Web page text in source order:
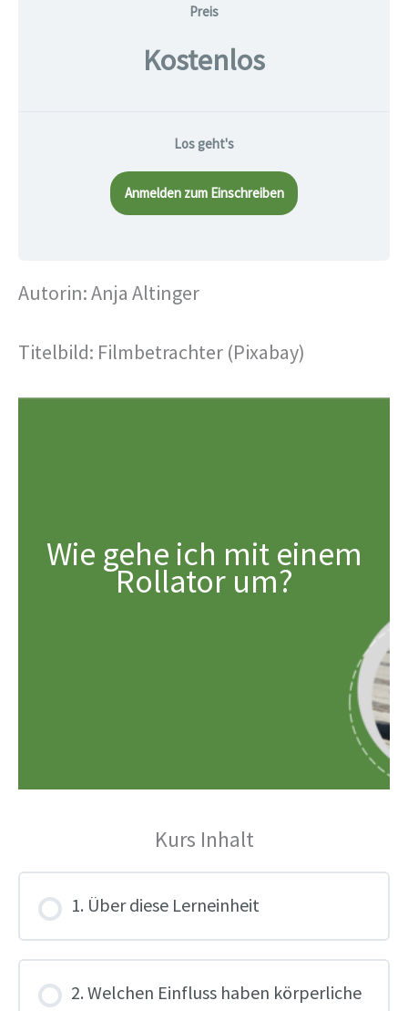
Preis
Kostenlos
Los geht's
Anmelden zum Einschreiben
Autorin: Anja Altinger
Titelbild: Filmbetrachter (Pixabay)
Wie gehe ich mit einem
Rollator um?
Kurs Inhalt
1. Über diese Lerneinheit
2. Welchen Einfluss haben körperliche